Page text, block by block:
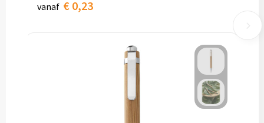
vanaf € 0,23